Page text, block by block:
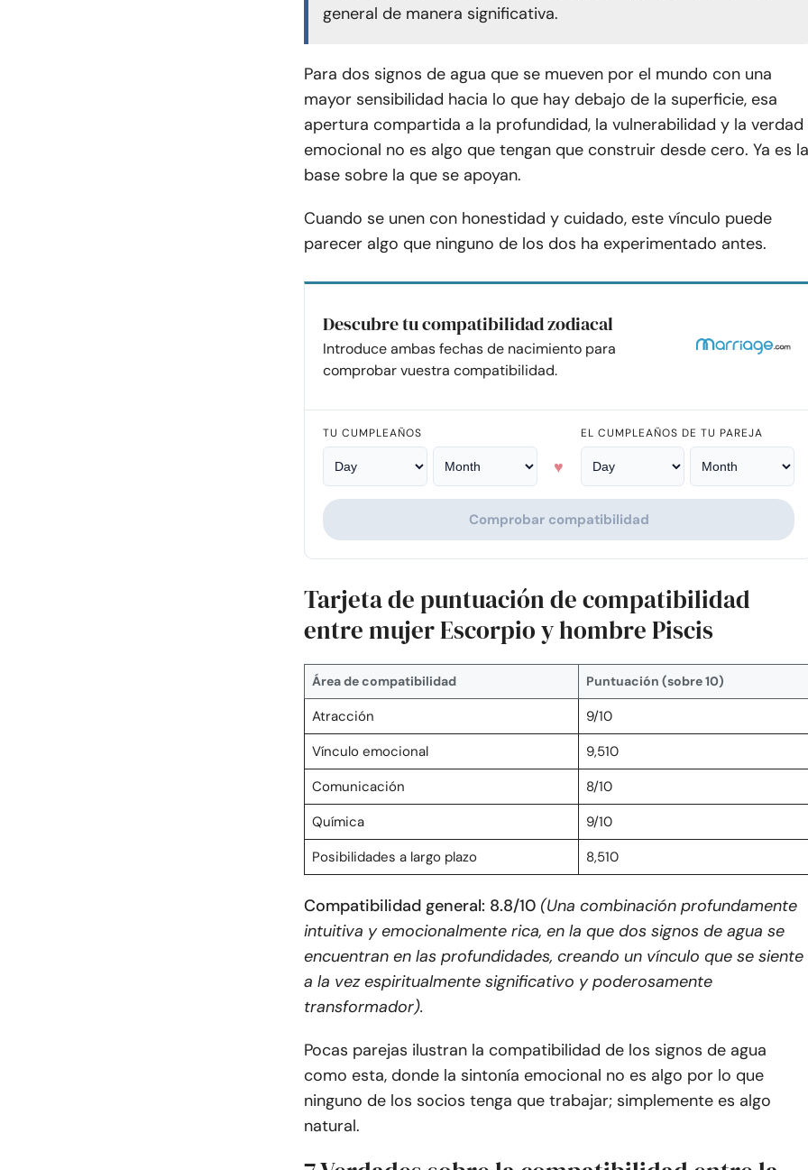
general de manera significativa.
Para dos signos de agua que se mueven por el mundo con una
mayor sensibilidad hacia lo que hay debajo de la superficie, esa
apertura compartida a la profundidad, la vulnerabilidad y la verdad
emocional no es algo que tengan que construir desde cero. Ya es la
base sobre la que se apoyan.
Cuando se unen con honestidad y cuidado, este vínculo puede
parecer algo que ninguno de los dos ha experimentado antes.
Descubre tu compatibilidad zodiacal
Introduce ambas fechas de nacimiento para
comprobar vuestra compatibilidad.
TU CUMPLEAÑOS
♥
EL CUMPLEAÑOS DE TU PAREJA
Comprobar compatibilidad
Tarjeta de puntuación de compatibilidad
entre mujer Escorpio y hombre Piscis
Área de compatibilidad Puntuación (sobre 10)
Atracción
9/10
Vínculo emocional
9,510
Comunicación
8/10
Química
9/10
Posibilidades a largo plazo
8,510
Compatibilidad general: 8.8/10 (Una combinación profundamente
intuitiva y emocionalmente rica, en la que dos signos de agua se
encuentran en las profundidades, creando un vínculo que se siente
a la vez espiritualmente significativo y poderosamente
transformador).
Pocas parejas ilustran la compatibilidad de los signos de agua
como esta, donde la sintonía emocional no es algo por lo que
ninguno de los socios tenga que trabajar; simplemente es algo
natural.